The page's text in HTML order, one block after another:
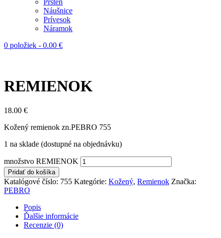
Prsteň
Náušnice
Prívesok
Náramok
0 položiek - 0.00 €
REMIENOK
18.00 €
Kožený remienok zn.PEBRO 755
1 na sklade (dostupné na objednávku)
množstvo REMIENOK
Pridať do košíka
Katalógové číslo: 755 Kategórie: Kožený, Remienok Značka:
PEBRO
Popis
Ďalšie informácie
Recenzie (0)